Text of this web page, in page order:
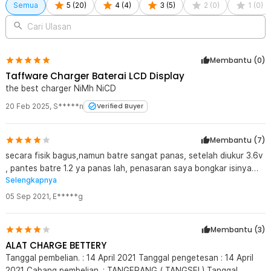
Semua 5 (20) 4 (4) 3 (5) 2 (0) 1 (0)
Cari Ulasan
Membantu (0)
Taffware Charger Baterai LCD Display
the best charger NiMh NiCD
20 Feb 2025, S*****n Verified Buyer
Membantu (7)
secara fisik bagus,namun batre sangat panas, setelah diukur 3.6v
, pantes batre 1.2 ya panas lah, penasaran saya bongkar isinya
sangat mengesankan .semua dg IC controller .. ,namun kenapa
outputnya 3.6 siiih, kok tidak 1.3 atw 1.5 aja, buat batre2
Selengkapnya
05 Sep 2021, E*****g
Membantu (3)
ALAT CHARGE BETTERY
Tanggal pembelian. : 14 April 2021 Tanggal pengetesan : 14 April